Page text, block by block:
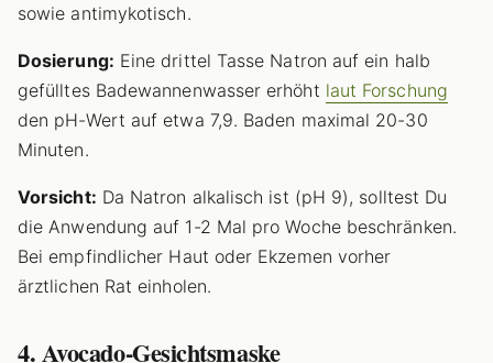
sowie antimykotisch.
Dosierung: Eine drittel Tasse Natron auf ein halb
gefülltes Badewannenwasser erhöht laut Forschung
den pH-Wert auf etwa 7,9. Baden maximal 20-30
Minuten.
Vorsicht: Da Natron alkalisch ist (pH 9), solltest Du
die Anwendung auf 1-2 Mal pro Woche beschränken.
Bei empfindlicher Haut oder Ekzemen vorher
ärztlichen Rat einholen.
4. Avocado-Gesichtsmaske